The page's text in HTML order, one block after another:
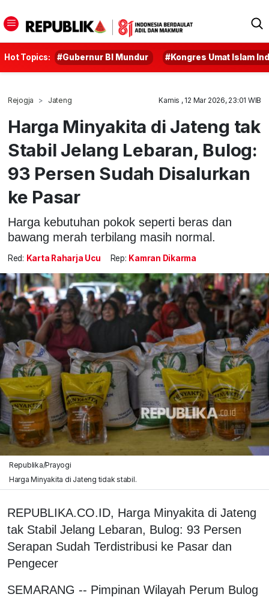
Hot Topics: #Gubernur BI Mundur #Kongres Umat Islam
Rejogja Jateng Kamis , 12 Mar 2026, 23:01 WIB
Harga Minyakita di Jateng tak
Stabil Jelang Lebaran, Bulog:
93 Persen Sudah Disalurkan
ke Pasar
Harga kebutuhan pokok seperti beras dan
bawang merah terbilang masih normal.
Red: Karta Raharja Ucu Rep: Kamran Dikarma
Republika/Prayogi
Harga Minyakita di Jateng tidak stabil.
REPUBLIKA.CO.ID, Harga Minyakita di Jateng
tak Stabil Jelang Lebaran, Bulog: 93 Persen
Serapan Sudah Terdistribusi ke Pasar dan
Pengecer
SEMARANG -- Pimpinan Wilayah Perum Bulog